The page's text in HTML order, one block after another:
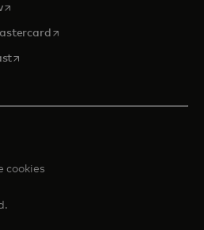
opens in a new tab
opens in a new tab
opens in a new tab
cookies